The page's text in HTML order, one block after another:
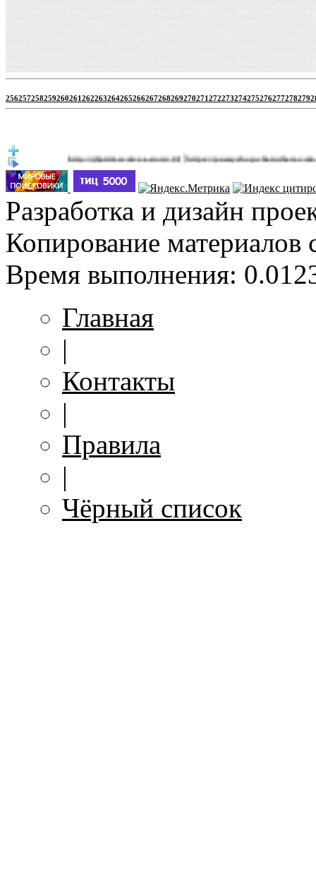
256257258259260261262263264265266267268269270271272273274275276277278279
http://jbprimecurves.store/(3)|https://pussyshop.chaturbate.com/male-
Разработка и дизайн
Копирование материалов
Время выполнения:
Главная
|
Контакты
|
Правила
|
Чёрный список